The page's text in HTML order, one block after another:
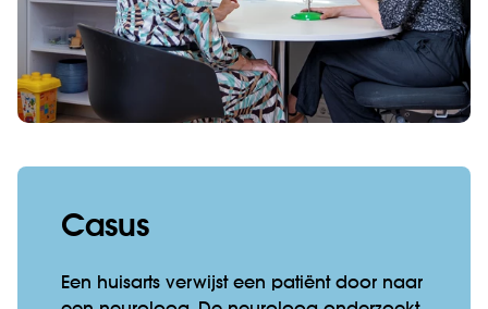
Casus
Een huisarts verwijst een patiënt door naar